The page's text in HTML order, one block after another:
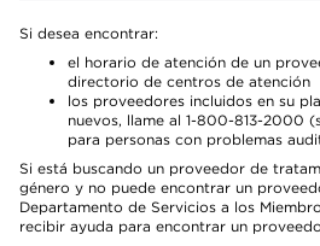
Si desea encontrar:
el horario de atención de un
directorio de centros de atención
los proveedores incluidos en su
nuevos, llame al 1-800-813-2000
para personas con problemas
Si está buscando un proveedor de
género y no puede encontrar un
Departamento de Servicios a los
recibir ayuda para encontrar un